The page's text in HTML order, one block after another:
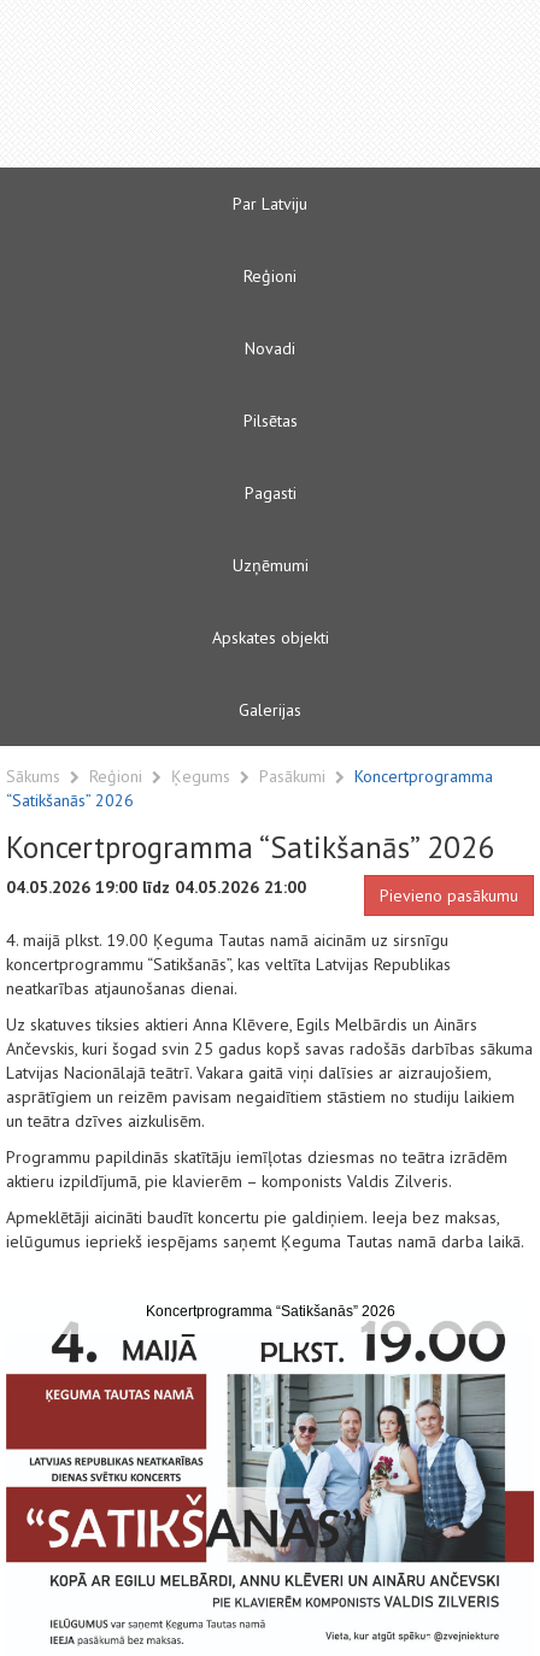
Par Latviju
Reģioni
Novadi
Pilsētas
Pagasti
Uzņēmumi
Apskates objekti
Galerijas
Sākums Reģioni Ķegums Pasākumi
Koncertprogramma
“Satikšanās” 2026
Koncertprogramma “Satikšanās” 2026
04.05.2026 19:00 līdz 04.05.2026 21:00 Pievieno pasākumu
4. maijā plkst. 19.00 Ķeguma Tautas namā aicinām uz sirsnīgu
koncertprogrammu “Satikšanās”, kas veltīta Latvijas Republikas
neatkarības atjaunošanas dienai.
Uz skatuves tiksies aktieri Anna Klēvere, Egils Melbārdis un Ainārs
Ančevskis, kuri šogad svin 25 gadus kopš savas radošās darbības sākuma
Latvijas Nacionālajā teātrī. Vakara gaitā viņi dalīsies ar aizraujošiem,
asprātīgiem un reizēm pavisam negaidītiem stāstiem no studiju laikiem
un teātra dzīves aizkulisēm.
Programmu papildinās skatītāju iemīļotas dziesmas no teātra izrādēm
aktieru izpildījumā, pie klavierēm – komponists Valdis Zilveris.
Apmeklētāji aicināti baudīt koncertu pie galdiņiem. Ieeja bez maksas,
ielūgumus iepriekš iespējams saņemt Ķeguma Tautas namā darba laikā.
Koncertprogramma “Satikšanās” 2026